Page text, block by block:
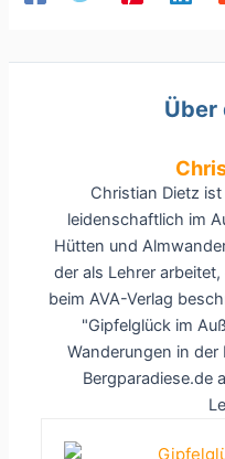
Über
Christian Dietz
leidenschaftlich im
Hütten und
der als Lehrer
beim AVA-Verlag
"Gipfelglück im
Wanderungen in
Bergparadiese.de